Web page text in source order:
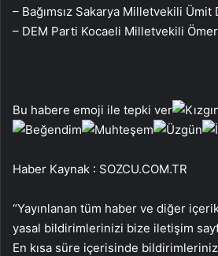
– Bağımsız Sakarya Milletvekili Ümit
– DEM Parti Kocaeli Milletvekili
Bu habere emoji ile tepki ver
Haber Kaynak : SOZCU.COM.TR
“Yayınlanan tüm haber ve diğer
yasal bildirimlerinizi bize iletişim
En kısa süre içerisinde